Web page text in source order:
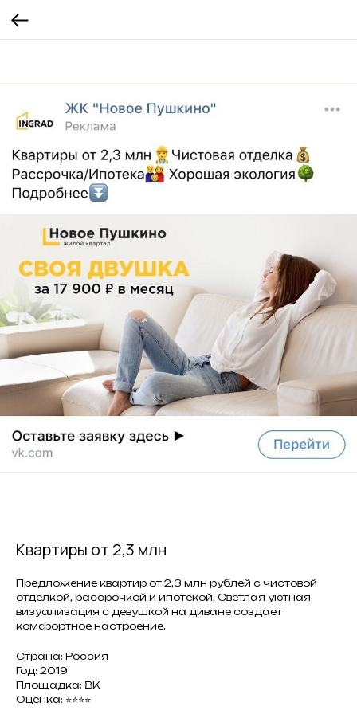
Квартиры от 2,3 млн
Предложение квартир от 2,3 млн рублей с чистовой
отделкой, рассрочкой и ипотекой. Светлая уютная
визуализация с девушкой на диване создает
комфортное настроение.
Страна: Россия
Год: 2019
Площадка: ВК
Оценка: ⭐⭐⭐⭐